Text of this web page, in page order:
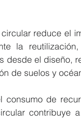
reduce el
la
desde el diseño,
de suelos y
consumo de
contribuye